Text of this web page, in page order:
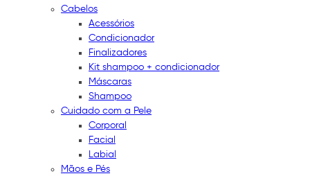
Cabelos
Acessórios
Condicionador
Finalizadores
Kit shampoo + condicionador
Máscaras
Shampoo
Cuidado com a Pele
Corporal
Facial
Labial
Mãos e Pés